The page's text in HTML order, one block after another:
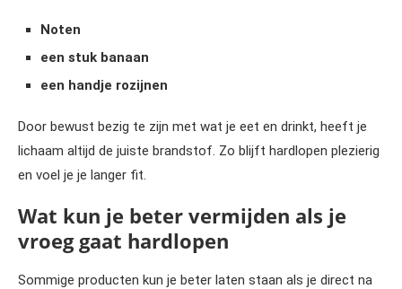
Noten
een stuk banaan
een handje rozijnen
Door bewust bezig te zijn met wat je eet en drinkt, heeft je
lichaam altijd de juiste brandstof. Zo blijft hardlopen plezierig
en voel je je langer fit.
Wat kun je beter vermijden als je
vroeg gaat hardlopen
Sommige producten kun je beter laten staan als je direct na